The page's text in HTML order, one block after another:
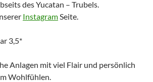
des Yucatan – Trubels.
Instagram Seite.
3,5*
Anlagen mit viel Flair und persönlich
Wohlfühlen.